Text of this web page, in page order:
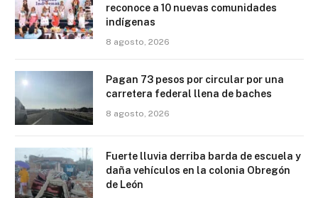
reconoce a 10 nuevas comunidades
indígenas
8 agosto, 2026
Pagan 73 pesos por circular por una
carretera federal llena de baches
8 agosto, 2026
Fuerte lluvia derriba barda de escuela y
daña vehículos en la colonia Obregón
de León